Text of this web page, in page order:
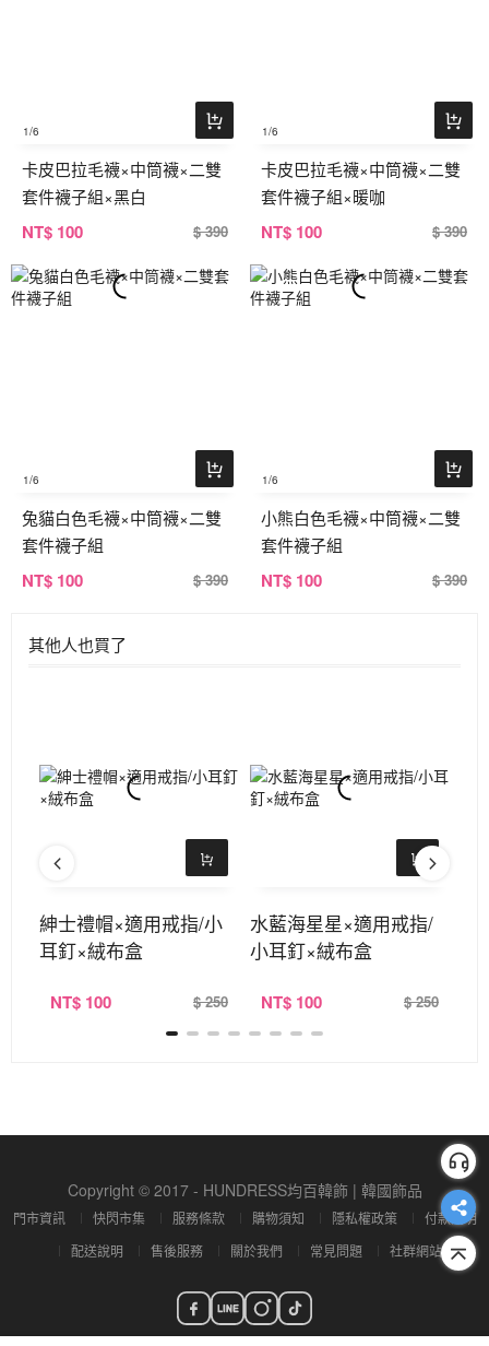
1/6
卡皮巴拉毛襪×中筒襪×二雙
套件襪子組×黑白
NT$ 100 $ 390
1/6
卡皮巴拉毛襪×中筒襪×二雙
套件襪子組×暖咖
NT$ 100 $ 390
1/6
兔貓白色毛襪×中筒襪×二雙
套件襪子組
NT$ 100 $ 390
1/6
小熊白色毛襪×中筒襪×二雙
套件襪子組
NT$ 100 $ 390
其他人也買了
紳士禮帽×適用戒指/小
耳釘×絨布盒
NT$ 100 $ 250
水藍海星星×適用戒指/
小耳釘×絨布盒
NT$ 100 $ 250
Copyright © 2017 - HUNDRESS均百韓飾 | 韓國飾品
門市資訊 快閃市集 服務條款 購物須知 隱私權政策
付款說明
配送說明
售後服務 關於我們 常見問題 社群網站